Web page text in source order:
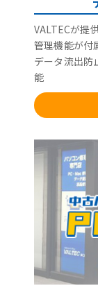
VALTECが提
管理機能が付
データ流出防
能